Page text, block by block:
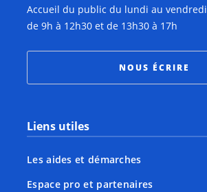
Accueil du public du lundi au vendredi
de 9h à 12h30 et de 13h30 à 17h
NOUS ÉCRIRE
Liens utiles
Les aides et démarches
Espace pro et partenaires